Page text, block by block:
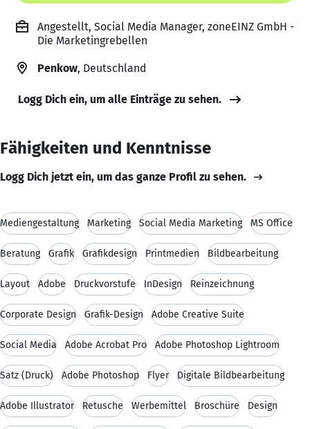
Angestellt, Social Media Manager, zoneEINZ GmbH -
Die Marketingrebellen
Penkow, Deutschland
Logg Dich ein, um alle Einträge zu sehen.
Fähigkeiten und Kenntnisse
Logg Dich jetzt ein, um das ganze Profil zu sehen.
Mediengestaltung Marketing Social Media Marketing MS Office
Beratung Grafik Grafikdesign Printmedien Bildbearbeitung
Layout Adobe Druckvorstufe InDesign Reinzeichnung
Corporate Design Grafik-Design Adobe Creative Suite
Social Media Adobe Acrobat Pro Adobe Photoshop Lightroom
Satz (Druck) Adobe Photoshop Flyer Digitale Bildbearbeitung
Adobe Illustrator Retusche Werbemittel Broschüre Design